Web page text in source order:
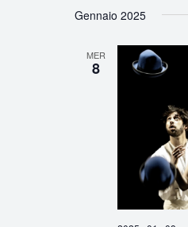
Gennaio 2025
MER
8